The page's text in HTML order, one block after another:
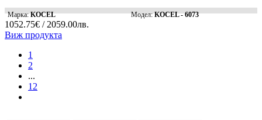
Марка:KOCEL Модел:KOCEL - 6073
1052.75€ / 2059.00лв.
Виж продукта
1
2
...
12